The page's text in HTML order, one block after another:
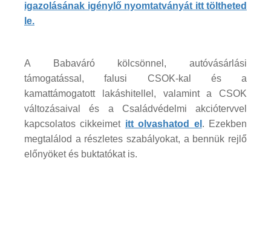
igazolásának igénylő nyomtatványát itt töltheted
le.
A Babaváró kölcsönnel, autóvásárlási
támogatással, falusi CSOK-kal és a
kamattámogatott lakáshitellel, valamint a CSOK
változásaival és a Családvédelmi akciótervvel
kapcsolatos cikkeimet itt olvashatod el . Ezekben
megtalálod a részletes szabályokat, a bennük rejlő
előnyöket és buktatókat is.